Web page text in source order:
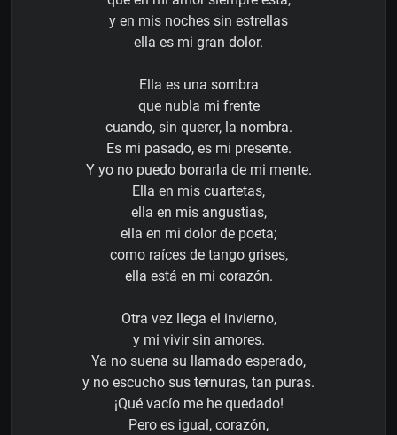
y en mis noches sin estrellas
ella es mi gran dolor.
Ella es una sombra
que nubla mi frente
cuando, sin querer, la nombra.
Es mi pasado, es mi presente.
Y yo no puedo borrarla de mi mente.
Ella en mis cuartetas,
ella en mis angustias,
ella en mi dolor de poeta;
como raíces de tango grises,
ella está en mi corazón.
Otra vez llega el invierno,
y mi vivir sin amores.
Ya no suena su llamado esperado,
y no escucho sus ternuras, tan puras.
¡Qué vacío me he quedado!
Pero es igual, corazón,